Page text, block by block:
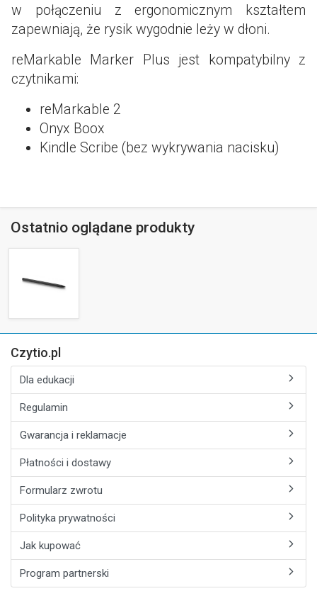
w połączeniu z ergonomicznym kształtem
zapewniają, że rysik wygodnie leży w dłoni.
reMarkable Marker Plus jest kompatybilny z
czytnikami:
reMarkable 2
Onyx Boox
Kindle Scribe (bez wykrywania nacisku)
Ostatnio oglądane produkty
Czytio.pl
Dla edukacji
Regulamin
Gwarancja i reklamacje
Płatności i dostawy
Formularz zwrotu
Polityka prywatności
Jak kupować
Program partnerski